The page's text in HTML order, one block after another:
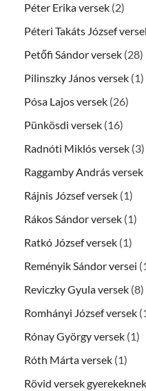
Péter Erika versek (2)
Péteri Takáts József
Petőfi Sándor versek (28)
Pilinszky János versek (1)
Pósa Lajos versek (26)
Pünkösdi versek (16)
Radnóti Miklós versek (3)
Raggamby András versek
Rájnis József versek (1)
Rákos Sándor versek (1)
Ratkó József versek (1)
Reményik Sándor versei
Reviczky Gyula versek (8)
Romhányi József versek
Rónay György versek (1)
Róth Márta versek (1)
Rövid versek gyerekeknek